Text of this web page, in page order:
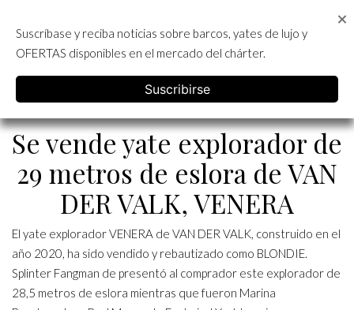
content
ALQUILER DE YATES EN IBIZA
Categoría:Yates
Se vende yate explorador de
29 metros de eslora de VAN
DER VALK, VENERA
El yate explorador VENERA de VAN DER VALK, construido en el
año 2020, ha sido vendido y rebautizado como BLONDIE.
Splinter Fangman de presentó al comprador este explorador de
28,5 metros de eslora mientras que fueron Marina
Suscríbase y reciba noticias sobre barcos, yates de lujo y
OFERTAS disponibles en el mercado del chárter.
Suscribirse